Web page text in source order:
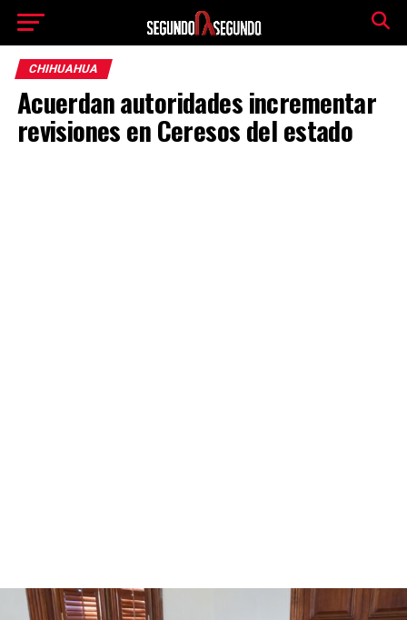
CHIHUAHUA
Acuerdan autoridades incrementar
revisiones en Ceresos del estado